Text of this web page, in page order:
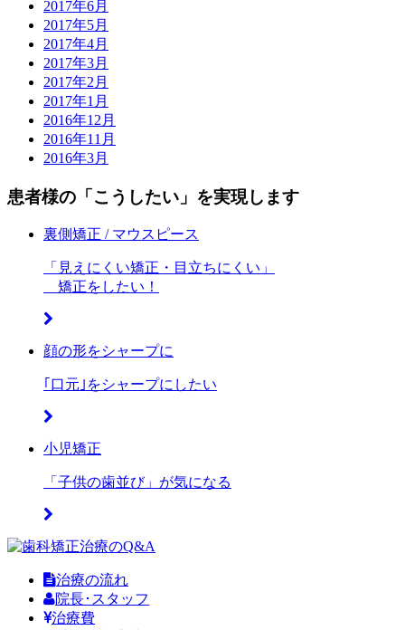
2017年6月
2017年5月
2017年4月
2017年3月
2017年2月
2017年1月
2016年12月
2016年11月
2016年3月
患者様の 「こうしたい」 を実現します
裏側矯正 / マウスピース
「 見えにくい矯正・目立ちにくい 」
矯正をしたい！
顔の形をシャープに
｢ 口元 ｣をシャープにしたい
小児矯正
「 子供の歯並び」が気になる
治療の流れ
院長･スタッフ
治療費